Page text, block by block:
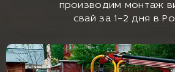
производим монтаж
свай за 1–2 дня в